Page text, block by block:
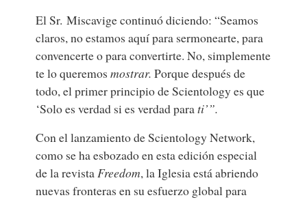
El Sr. Miscavige continuó diciendo: “Seamos
claros, no estamos aquí para sermonearte, para
convencerte o para convertirte. No, simplemente
te lo queremosmostrar. Porque después de
todo, el primer principio de Scientology es que
‘Solo es verdad si es verdad parati’”.
Con el lanzamiento de Scientology Network,
como se ha esbozado en esta edición especial
de la revista Freedom, la Iglesia está abriendo
nuevas fronteras en su esfuerzo global para